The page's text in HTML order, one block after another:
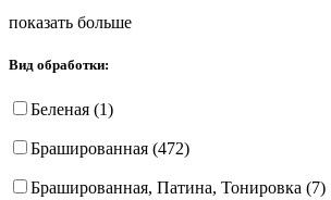
показать больше
Вид обработки:
Беленая (1)
Брашированная (472)
Брашированная, Патина, Тонировка (7)